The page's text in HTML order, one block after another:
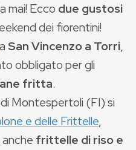
mai! Ecco due gustosi
dei fiorentini!
aSan Vincenzo a Torri,
obbligato per gli
fritta.
Montespertoli (FI) si
e delle Frittelle,
frittelle di riso e